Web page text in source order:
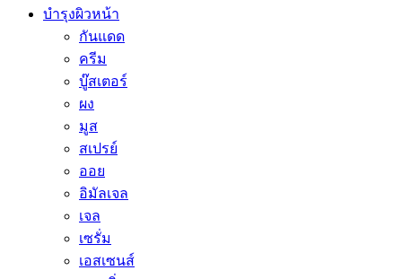
บำรุงผิวหน้า
กันแดด
ครีม
บู๊สเตอร์
ผง
มูส
สเปรย์
ออย
อิมัลเจล
เจล
เซรั่ม
เอสเซนส์